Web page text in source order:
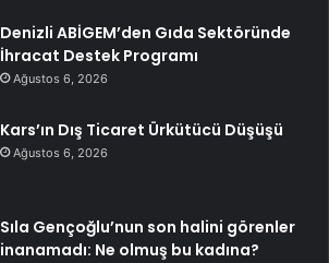
Denizli ABİGEM’den Gıda Sektöründe
İhracat Destek Programı
Ağustos 6, 2026
Kars’ın Dış Ticaret Ürkütücü Düşüşü
Ağustos 6, 2026
Sıla Gençoğlu’nun son halini görenler
inanamadı: Ne olmuş bu kadına?